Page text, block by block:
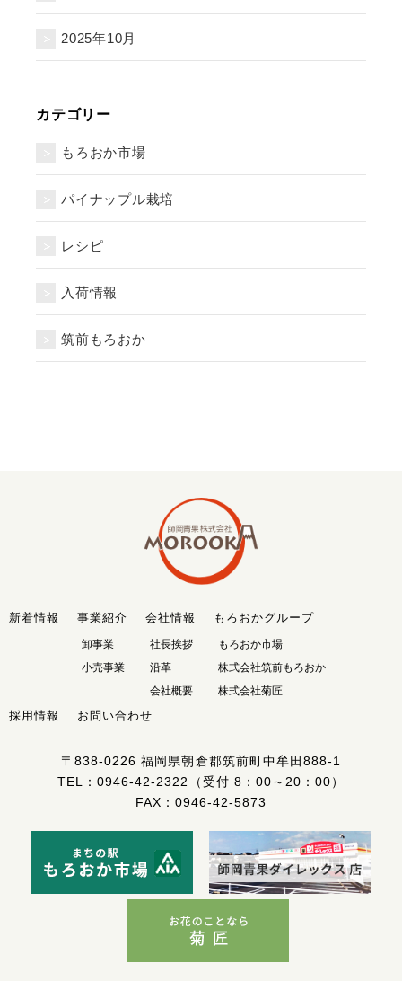
2025年10月
カテゴリー
もろおか市場
パイナップル栽培
レシピ
入荷情報
筑前もろおか
新着情報 事業紹介
卸事業
小売事業
会社情報
社長挨拶
沿革
会社概要
もろおかグループ
もろおか市場
株式会社筑前もろおか
株式会社菊匠
採用情報 お問い合わせ
〒838-0226福岡県朝倉郡筑前町中牟田888-1
TEL： 0946-42-2322
（受付 8：00～20：00）
FAX：0946-42-5873